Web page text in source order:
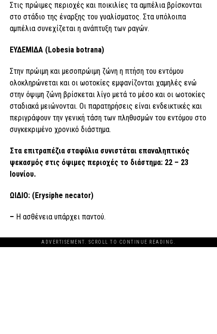
Στις πρώιμες περιοχές και ποικιλίες τα αμπέλια βρίσκονται
στο στάδιο της έναρξης του γυαλίσματος. Στα υπόλοιπα
αμπέλια συνεχίζεται η ανάπτυξη των ραγών.
ΕΥΔΕΜΙΔΑ (Lobesia botrana)
Στην πρώιμη και μεσοπρώιμη ζώνη η πτήση του εντόμου
ολοκληρώνεται και οι ωοτοκίες εμφανίζονται χαμηλές ενώ
στην όψιμη ζώνη βρίσκεται λίγο μετά το μέσο και οι ωοτοκίες
σταδιακά μειώνονται. Οι παρατηρήσεις είναι ενδεικτικές και
περιγράφουν την γενική τάση των πληθυσμών του εντόμου στο
συγκεκριμένο χρονικό διάστημα.
Στα επιτραπέζια σταφύλια συνιστάται επαναληπτικός
ψεκασμός στις όψιμες περιοχές το διάστημα: 22 – 23
Ιουνίου.
ΩΙΔΙΟ: (Erysiphe necator)
– Η ασθένεια υπάρχει παντού.
ADVERTISEMENT. SCROLL TO CONTINUE READING.